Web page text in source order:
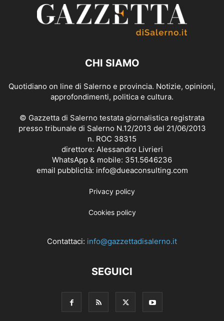
CHI SIAMO
Quotidiano on line di Salerno e provincia. Notizie, opinioni,
approfondimenti, politica e cultura.
© Gazzetta di Salerno testata giornalistica registrata
presso tribunale di Salerno N.12/2013 del 21/06/2013
n. ROC 38315
direttore: Alessandro Livrieri
WhatsApp & mobile: 351.5646236
email pubblicità: info@dueaconsulting.com
Privacy policy
Cookies policy
Contattaci: info@gazzettadisalerno.it
SEGUICI